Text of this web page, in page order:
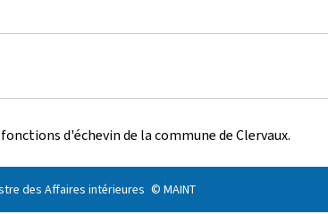
d'échevin de la commune de Clervaux.
des Affaires intérieures © MAINT